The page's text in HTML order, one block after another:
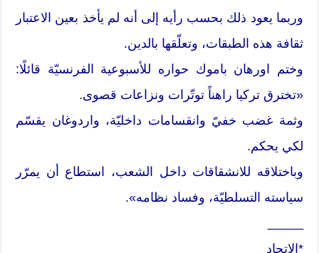
وربما يعود ذلك بحسب رأيه إلى أنه لم يأخذ بعين الاعتبار
ثقافة هذه الطبقات، وتعلّقها بالدين.
وختم اورهان باموك حواره للأسبوعية الفرنسيّة قائلًا:
«تخترق تركيا راهناً توتّرات ونزاعات قصوى.
وثمة غضب خفيّ وانقسامات داخليّة، واردوغان يقسّم
لكي يحكم.
وباختلاقه للانشقاقات داخل الشعب، استطاع أن يمرّر
سياسته التسلطيّة، وفساد نظامه».
*الاتحاد